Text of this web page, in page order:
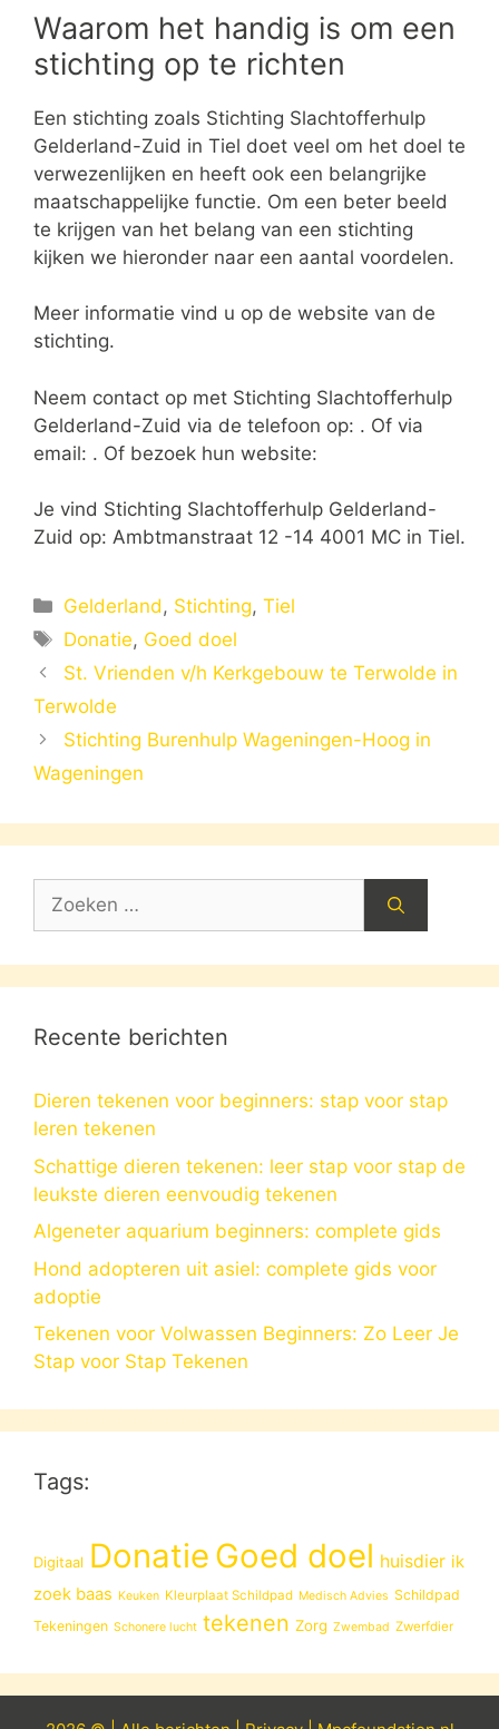
Waarom het handig is om een
stichting op te richten
Een stichting zoals Stichting Slachtofferhulp
Gelderland-Zuid in Tiel doet veel om het doel te
verwezenlijken en heeft ook een belangrijke
maatschappelijke functie. Om een beter beeld
te krijgen van het belang van een stichting
kijken we hieronder naar een aantal voordelen.
Meer informatie vind u op de website van de
stichting.
Neem contact op met Stichting Slachtofferhulp
Gelderland-Zuid via de telefoon op: . Of via
email: . Of bezoek hun website:
Je vind Stichting Slachtofferhulp Gelderland-
Zuid op: Ambtmanstraat 12 -14 4001 MC in Tiel.
Categorieën
Gelderland, Stichting,Tiel
Tags
Donatie, Goed doel
St. Vrienden v/h Kerkgebouw te Terwolde in
Terwolde
Stichting Burenhulp Wageningen-Hoog in
Wageningen
Zoek
Recente berichten
Dieren tekenen voor beginners: stap voor stap
leren tekenen
Schattige dieren tekenen: leer stap voor stap de
leukste dieren eenvoudig tekenen
Algeneter aquarium beginners: complete gids
Hond adopteren uit asiel: complete gids voor
adoptie
Tekenen voor Volwassen Beginners: Zo Leer Je
Stap voor Stap Tekenen
Tags:
Digitaal Donatie Goed doel huisdier ik
zoek baas Keuken Kleurplaat Schildpad Medisch Advies Schildpad
Tekeningen Schonere lucht tekenen Zorg Zwembad Zwerfdier